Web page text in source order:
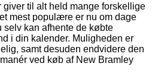
giver til alt held mange forskellige
mest populære er nu om dage
selv kan afhente de købte
i din kalender. Muligheden er
samt desuden endvidere den
ved køb af New Bramley